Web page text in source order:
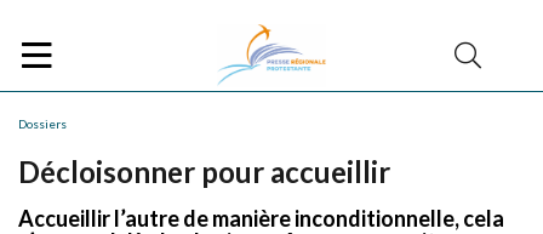
Dossiers
Décloisonner pour accueillir
Accueillir l’autre de manière inconditionnelle, cela